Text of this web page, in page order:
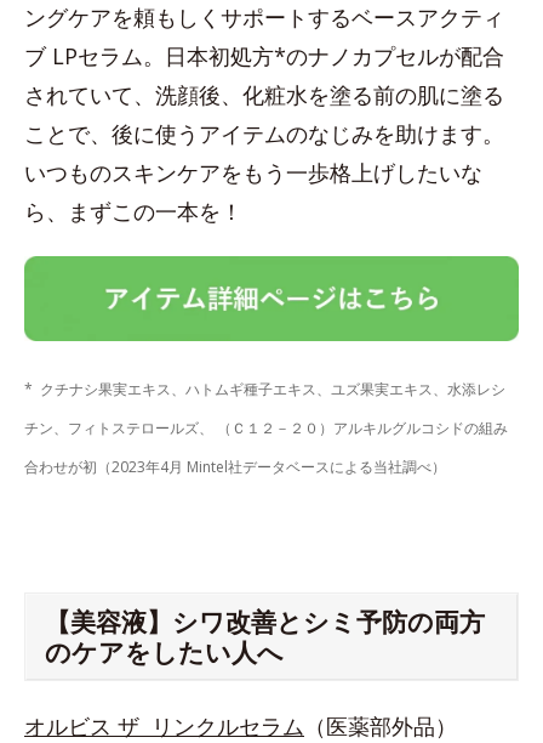
ングケアを頼もしくサポートするベースアクティ
ブ LPセラム。日本初処方*のナノカプセルが配合
されていて、洗顔後、化粧水を塗る前の肌に塗る
ことで、後に使うアイテムのなじみを助けます。
いつものスキンケアをもう一歩格上げしたいな
ら、まずこの一本を！
* クチナシ果実エキス、ハトムギ種子エキス、ユズ果実エキス、水添レシ
チン、フィトステロールズ、 （Ｃ１２－２０）アルキルグルコシドの組み
合わせが初（2023年4月 Mintel社データベースによる当社調べ）
【美容液】シワ改善とシミ予防の両方
のケアをしたい人へ
オルビス ザ リンクルセラム （医薬部外品）